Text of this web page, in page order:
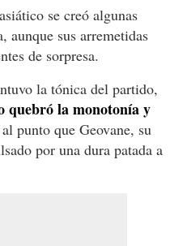
se creó algunas
aunque sus arremetidas
de sorpresa.
la tónica del partido,
quebró la monotonía y
al punto que Geovane, su
por una dura patada a